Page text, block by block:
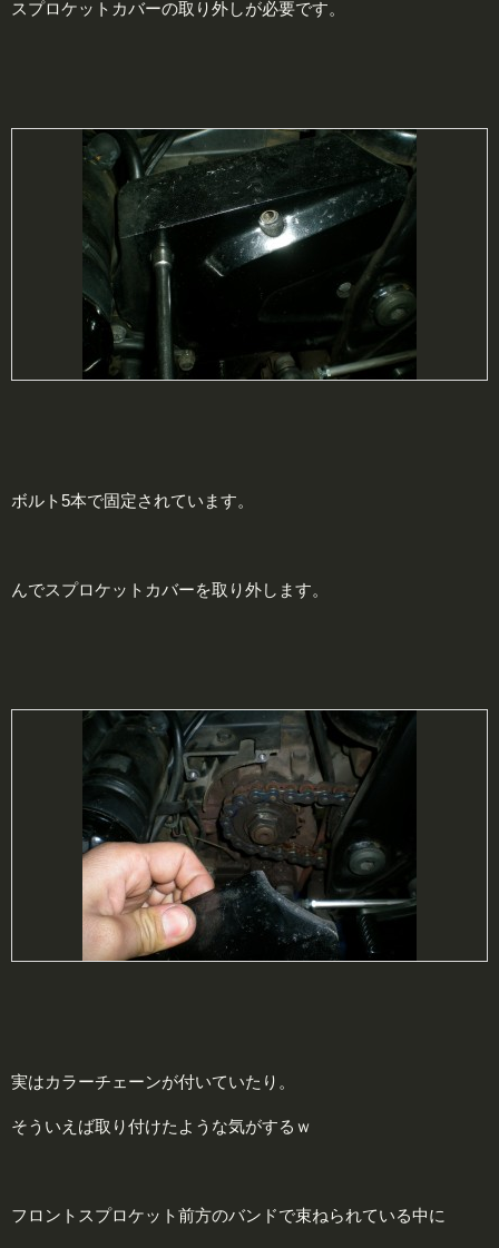
スプロケットカバーの取り外しが必要です。
ボルト5本で固定されています。
んでスプロケットカバーを取り外します。
実はカラーチェーンが付いていたり。
そういえば取り付けたような気がするｗ
フロントスプロケット前方のバンドで束ねられている中に